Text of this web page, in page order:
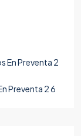
Preventa 2 6